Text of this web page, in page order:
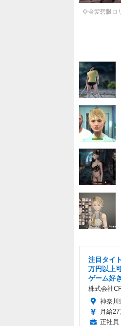
🌻金髪碧眼ロ
注目タイ
万円以上
ゲーム好
株式会社
神奈川
月給
正社員